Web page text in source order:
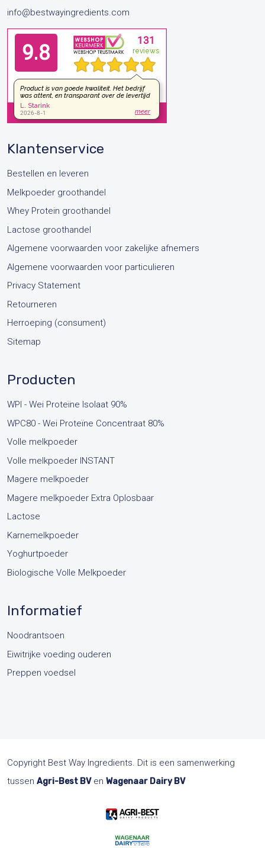
info@bestwayingredients.com
Klantenservice
Bestellen en leveren
Melkpoeder groothandel
Whey Protein groothandel
Lactose groothandel
Algemene voorwaarden voor zakelijke afnemers
Algemene voorwaarden voor particulieren
Privacy Statement
Retourneren
Herroeping (consument)
Sitemap
Producten
WPI - Wei Proteïne Isolaat 90%
WPC80 - Wei Proteïne Concentraat 80%
Volle melkpoeder
Volle melkpoeder INSTANT
Magere melkpoeder
Magere melkpoeder Extra Oplosbaar
Lactose
Karnemelkpoeder
Yoghurtpoeder
Biologische Volle Melkpoeder
Informatief
Noodrantsoen
Eiwitrijke voeding ouderen
Preppen voedsel
Copyright Best Way Ingredients. Dit is een samenwerking
tussen Agri-Best BVen Wagenaar Dairy BV